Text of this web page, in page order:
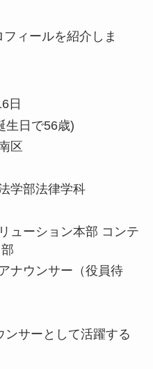
フィールを紹介しま
日
生日で56歳)
区
学部法律学科
ューション本部 コンテ
ナウンサー（役員待
サーとして活躍する